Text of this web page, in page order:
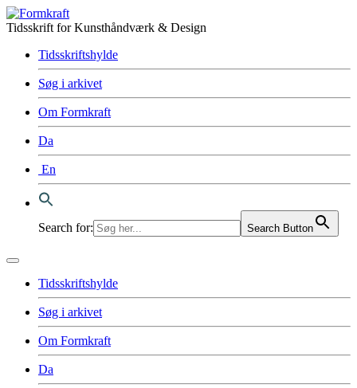
Tidsskrift for Kunsthåndværk & Design
Tidsskriftshylde
Søg i arkivet
Om Formkraft
Da
En
Search for: Search Button
Tidsskriftshylde
Søg i arkivet
Om Formkraft
Da